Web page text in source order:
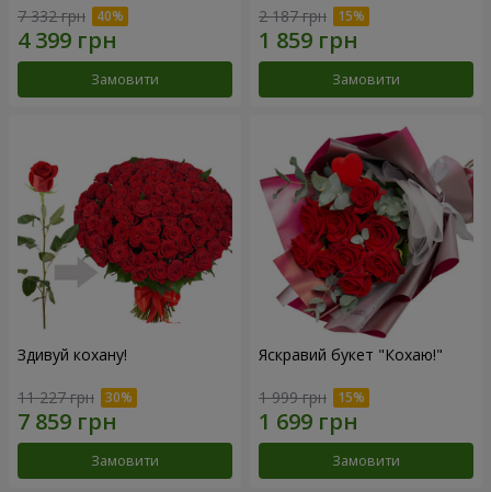
7 332 грн
Замовити
2 187 грн
Замовити
Здивуй кохану!
11 227 грн
Замовити
Яскравий букет "Кохаю!"
1 999 грн
Замовити